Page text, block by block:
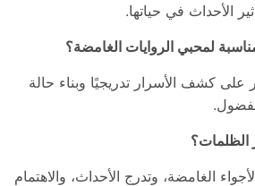
الأحداث في حياتها.
لمحبي الروايات الغامضة؟
على كشف الأسرار تدريجيًا وبناء حالة
الظلمات؟
الغامضة، وتدرج الأحداث، والاهتمام